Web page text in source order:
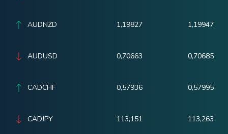
AUDNZD 1,19827 1,19947
AUDUSD 0,70663 0,70685
CADCHF 0,57936 0,57995
CADJPY 113,151 113,263